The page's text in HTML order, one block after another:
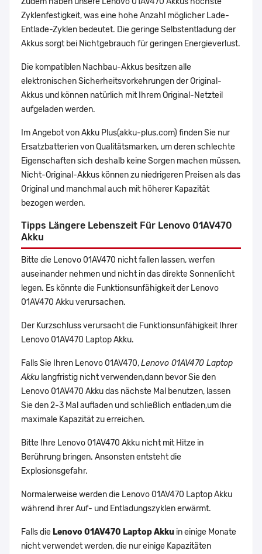
Zyklenfestigkeit, was eine hohe Anzahl möglicher Lade-
Entlade-Zyklen bedeutet. Die geringe Selbstentladung der
Akkus sorgt bei Nichtgebrauch für geringen Energieverlust.
Die kompatiblen Nachbau-Akkus besitzen alle
elektronischen Sicherheitsvorkehrungen der Original-
Akkus und können natürlich mit Ihrem Original-Netzteil
aufgeladen werden.
Im Angebot von Akku Plus(akku-plus.com) finden Sie nur
Ersatzbatterien von Qualitätsmarken, um deren schlechte
Eigenschaften sich deshalb keine Sorgen machen müssen.
Nicht-Original-Akkus können zu niedrigeren Preisen als das
Original und manchmal auch mit höherer Kapazität
bezogen werden.
Tipps Längere Lebenszeit Für Lenovo 01AV470
Akku
Bitte die Lenovo 01AV470 nicht fallen lassen, werfen
auseinander nehmen und nicht in das direkte Sonnenlicht
legen. Es könnte die Funktionsunfähigkeit der Lenovo
01AV470 Akku verursachen.
Der Kurzschluss verursacht die Funktionsunfähigkeit Ihrer
Lenovo 01AV470 Laptop Akku.
Falls Sie Ihren Lenovo 01AV470,Lenovo 01AV470 Laptop
Akku langfristig nicht verwenden,dann bevor Sie den
Lenovo 01AV470 Akku das nächste Mal benutzen, lassen
Sie den 2-3 Mal aufladen und schließlich entladen,um die
maximale Kapazität zu erreichen.
Bitte Ihre Lenovo 01AV470 Akku nicht mit Hitze in
Berührung bringen. Ansonsten entsteht die
Explosionsgefahr.
Normalerweise werden die Lenovo 01AV470 Laptop Akku
während ihrer Auf- und Entladungszyklen erwärmt.
Falls die Lenovo 01AV470 Laptop Akku in einige Monate
nicht verwendet werden, die nur einige Kapazitäten